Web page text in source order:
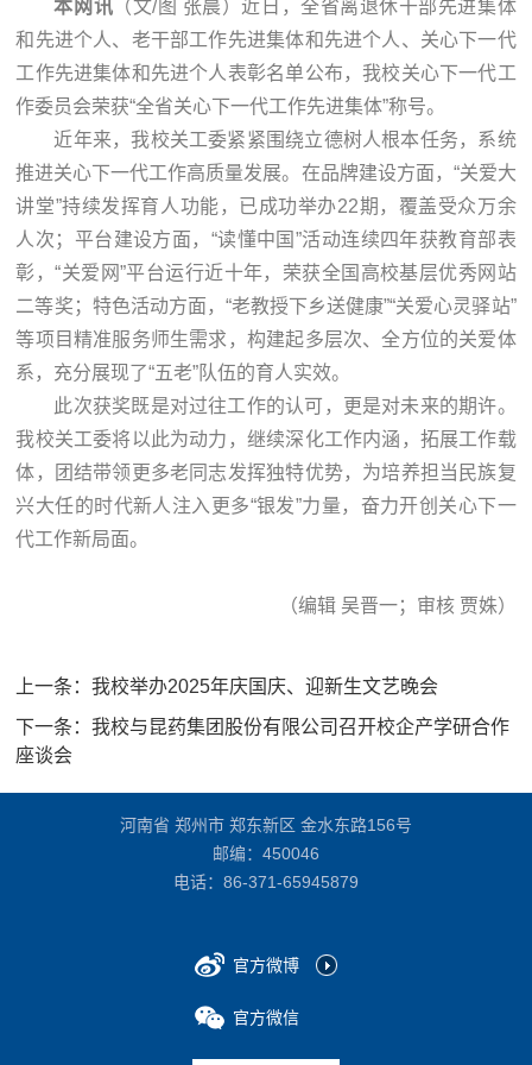
本网讯 （文/图 张晨）近日，全省离退休干部先进集体
和先进个人、老干部工作先进集体和先进个人、关心下一代
工作先进集体和先进个人表彰名单公布，我校关心下一代工
作委员会荣获“全省关心下一代工作先进集体”称号。
近年来，我校关工委紧紧围绕立德树人根本任务，系统
推进关心下一代工作高质量发展。在品牌建设方面，“关爱大
讲堂”持续发挥育人功能，已成功举办22期，覆盖受众万余
人次；平台建设方面，“读懂中国”活动连续四年获教育部表
彰，“关爱网”平台运行近十年，荣获全国高校基层优秀网站
二等奖；特色活动方面，“老教授下乡送健康”“关爱心灵驿站”
等项目精准服务师生需求，构建起多层次、全方位的关爱体
系，充分展现了“五老”队伍的育人实效。
此次获奖既是对过往工作的认可，更是对未来的期许。
我校关工委将以此为动力，继续深化工作内涵，拓展工作载
体，团结带领更多老同志发挥独特优势，为培养担当民族复
兴大任的时代新人注入更多“银发”力量，奋力开创关心下一
代工作新局面。
（编辑 吴晋一；审核 贾姝）
上一条：我校举办2025年庆国庆、迎新生文艺晚会
下一条：我校与昆药集团股份有限公司召开校企产学研合作
座谈会
河南省 郑州市 郑东新区 金水东路156号
邮编：450046
电话： 86-371-65945879
官方微博
官方微信